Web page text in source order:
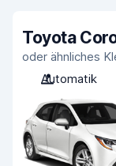
Toyota
oder ähnliches
Automatik